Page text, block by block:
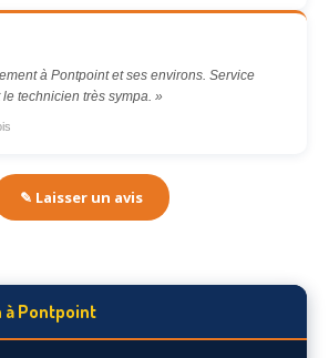
à Pontpoint et ses environs. Service
technicien très sympa. »
✎ Laisser un avis
Pontpoint